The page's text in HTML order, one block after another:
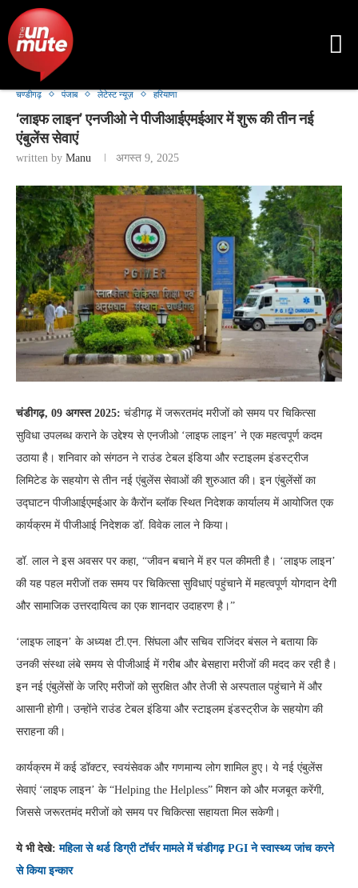
चण्डीगढ़ पंजाब लेटेस्ट न्यूज़ हरियाणा
‘लाइफ लाइन’ एनजीओ ने पीजीआईएमईआर में शुरू की तीन नई
एंबुलेंस सेवाएं
written by Manu अगस्त 9, 2025
चंडीगढ़, 09 अगस्त 2025: चंडीगढ़ में जरूरतमंद मरीजों को समय पर चिकित्सा
सुविधा उपलब्ध कराने के उद्देश्य से एनजीओ ‘लाइफ लाइन’ ने एक महत्वपूर्ण कदम
उठाया है। शनिवार को संगठन ने राउंड टेबल इंडिया और स्टाइलम इंडस्ट्रीज
लिमिटेड के सहयोग से तीन नई एंबुलेंस सेवाओं की शुरुआत की। इन एंबुलेंसों का
उद्घाटन पीजीआईएमईआर के कैरोंन ब्लॉक स्थित निदेशक कार्यालय में आयोजित एक
कार्यक्रम में पीजीआई निदेशक डॉ. विवेक लाल ने किया।
डॉ. लाल ने इस अवसर पर कहा, “जीवन बचाने में हर पल कीमती है। ‘लाइफ लाइन’
की यह पहल मरीजों तक समय पर चिकित्सा सुविधाएं पहुंचाने में महत्वपूर्ण योगदान देगी
और सामाजिक उत्तरदायित्व का एक शानदार उदाहरण है।”
‘लाइफ लाइन’ के अध्यक्ष टी.एन. सिंघला और सचिव राजिंदर बंसल ने बताया कि
उनकी संस्था लंबे समय से पीजीआई में गरीब और बेसहारा मरीजों की मदद कर रही है।
इन नई एंबुलेंसों के जरिए मरीजों को सुरक्षित और तेजी से अस्पताल पहुंचाने में और
आसानी होगी। उन्होंने राउंड टेबल इंडिया और स्टाइलम इंडस्ट्रीज के सहयोग की
सराहना की।
कार्यक्रम में कई डॉक्टर, स्वयंसेवक और गणमान्य लोग शामिल हुए। ये नई एंबुलेंस
सेवाएं ‘लाइफ लाइन’ के “Helping the Helpless” मिशन को और मजबूत करेंगी,
जिससे जरूरतमंद मरीजों को समय पर चिकित्सा सहायता मिल सकेगी।
ये भी देखे:महिला से थर्ड डिग्री टॉर्चर मामले में चंडीगढ़ PGI ने स्वास्थ्य जांच करने
से किया इन्कार